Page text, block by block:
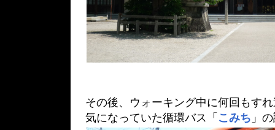
その後、ウォーキング中に何回もす
気になっていた循環バス「 こみち 」